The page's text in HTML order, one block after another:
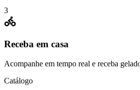
3
Receba em casa
Acompanhe em tempo real e receba
Catálogo